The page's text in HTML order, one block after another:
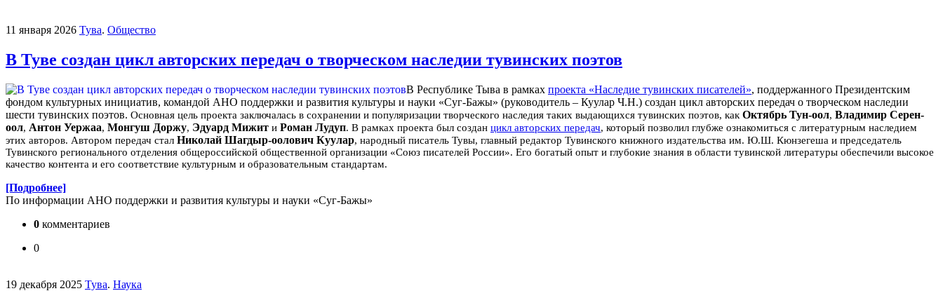
11 января 2026 Тува. Общество
В Туве создан цикл авторских передач о творческом наследии тувинских поэтов
В Республике Тыва в рамках проекта «Наследие тувинских писателей», поддержанного Президентским
фондом культурных инициатив, командой АНО поддержки и развития культуры и науки «Суг-Бажы» (руководитель – Куулар Ч.Н.) создан цикл авторских передач о творческом наследии
шести тувинских поэтов. Основная цель проекта заключалась в сохранении и популяризации творческого наследия таких выдающихся тувинских поэтов, как Октябрь Тун-оол, Владимир Серен-
оол, Антон Уержаа, Монгуш Доржу, Эдуард Мижит и Роман Лудуп. В рамках проекта был создан цикл авторских передач, который позволил глубже ознакомиться с литературным наследием
этих авторов. Автором передач стал Николай Шагдыр-оолович Куулар, народный писатель Тувы, главный редактор Тувинского книжного издательства им. Ю.Ш. Кюнзегеша и председатель
Тувинского регионального отделения общероссийской общественной организации «Союз писателей России». Его богатый опыт и глубокие знания в области тувинской литературы обеспечили высокое
качество контента и его соответствие культурным и образовательным стандартам.
[Подробнее]
По информации АНО поддержки и развития культуры и науки «Суг-Бажы»
0 комментариев
0
19 декабря 2025 Тува. Наука